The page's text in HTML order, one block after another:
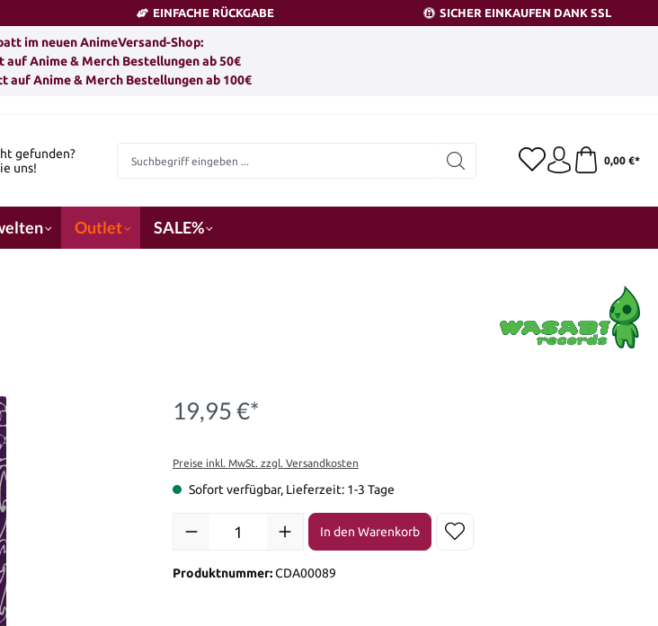
EINFACHE RÜCKGABE SICHER EINKAUFEN DANK SSL
im neuen AnimeVersand-Shop:
auf Anime & Merch Bestellungen ab 50€
auf Anime & Merch Bestellungen ab 100€
gefunden?
uns!
0,00 €*
Outlet SALE%
19,95 €*
Preise inkl. MwSt. zzgl. Versandkosten
Sofort verfügbar, Lieferzeit: 1-3 Tage
Produkt Anzahl: Gib den gewünschten Wert ein oder benutze die
In den Warenkorb
Produktnummer:CDA00089